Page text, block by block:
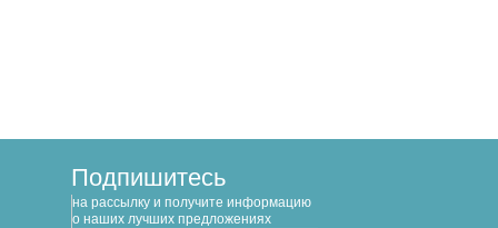
Подпишитесь
на рассылку и получите информацию
о наших лучших предложениях